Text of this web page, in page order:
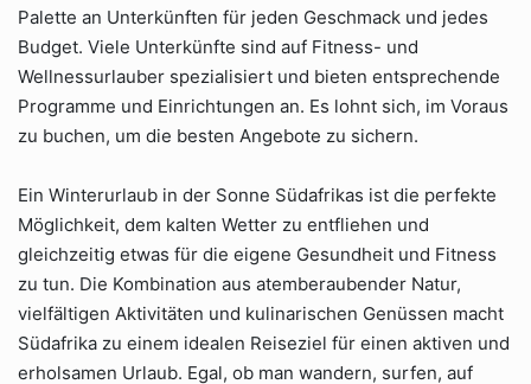
Palette an Unterkünften für jeden Geschmack und jedes
Budget. Viele Unterkünfte sind auf Fitness- und
Wellnessurlauber spezialisiert und bieten entsprechende
Programme und Einrichtungen an. Es lohnt sich, im Voraus
zu buchen, um die besten Angebote zu sichern.
Ein Winterurlaub in der Sonne Südafrikas ist die perfekte
Möglichkeit, dem kalten Wetter zu entfliehen und
gleichzeitig etwas für die eigene Gesundheit und Fitness
zu tun. Die Kombination aus atemberaubender Natur,
vielfältigen Aktivitäten und kulinarischen Genüssen macht
Südafrika zu einem idealen Reiseziel für einen aktiven und
erholsamen Urlaub. Egal, ob man wandern, surfen, auf